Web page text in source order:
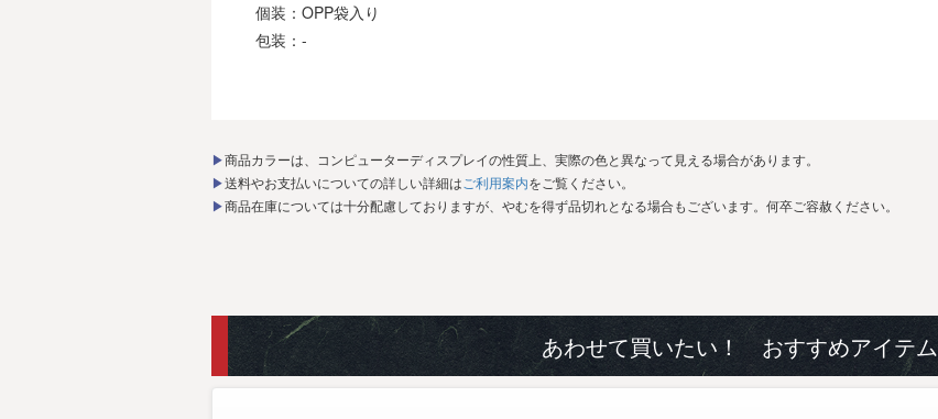
個装：OPP袋入り
包装：-
▶商品カラーは、コンピューターディスプレイの性質上、実際の色と異なって見える場合があります。
▶送料やお支払いについての詳しい詳細は ご利用案内をご覧ください。
▶商品在庫については十分配慮しておりますが、やむを得ず品切れとなる場合もございます。何卒ご容赦ください。
あわせて買いたい！ おすすめアイテム